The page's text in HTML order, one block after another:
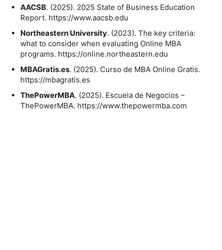
AACSB. (2025). 2025 State of Business Education
Report. https://www.aacsb.edu
Northeastern University. (2023). The key criteria:
what to consider when evaluating Online MBA
programs. https://online.northeastern.edu
MBAGratis.es. (2025). Curso de MBA Online Gratis.
https://mbagratis.es
ThePowerMBA. (2025). Escuela de Negocios –
ThePowerMBA. https://www.thepowermba.com